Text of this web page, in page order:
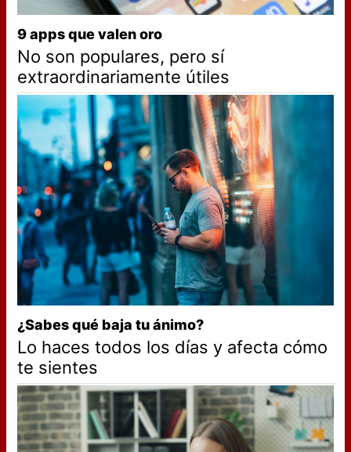
9 apps que valen oro
No son populares, pero sí
extraordinariamente útiles
¿Sabes qué baja tu ánimo?
Lo haces todos los días y afecta cómo
te sientes